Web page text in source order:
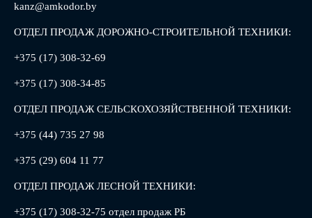
kanz@amkodor.by
ОТДЕЛ ПРОДАЖ ДОРОЖНО-СТРОИТЕЛЬНОЙ ТЕХНИКИ:
+375 (17) 308-32-69
+375 (17) 308-34-85
ОТДЕЛ ПРОДАЖ СЕЛЬСКОХОЗЯЙСТВЕННОЙ ТЕХНИКИ:
+375 (44) 735 27 98
+375 (29) 604 11 77
ОТДЕЛ ПРОДАЖ ЛЕСНОЙ ТЕХНИКИ:
+375 (17) 308-32-75 отдел продаж РБ